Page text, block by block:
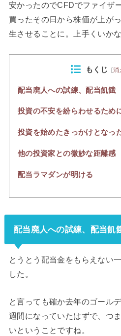
安かったのでCFDでファイザ
買ったその日から株価が上が
生させることに。上手くいか
もくじ [消
配当廃人への試練、配当飢餓
投資の不安を紛らわせるため
投資を始めたきっかけとなっ
他の投資家との微妙な距離感
配当ラマダンが明ける
配当廃人への試練、配当飢
とうとう配当金をもらえない
した。
と言っても確か去年のゴール
週間になっていたはずで、つ
いということですね。